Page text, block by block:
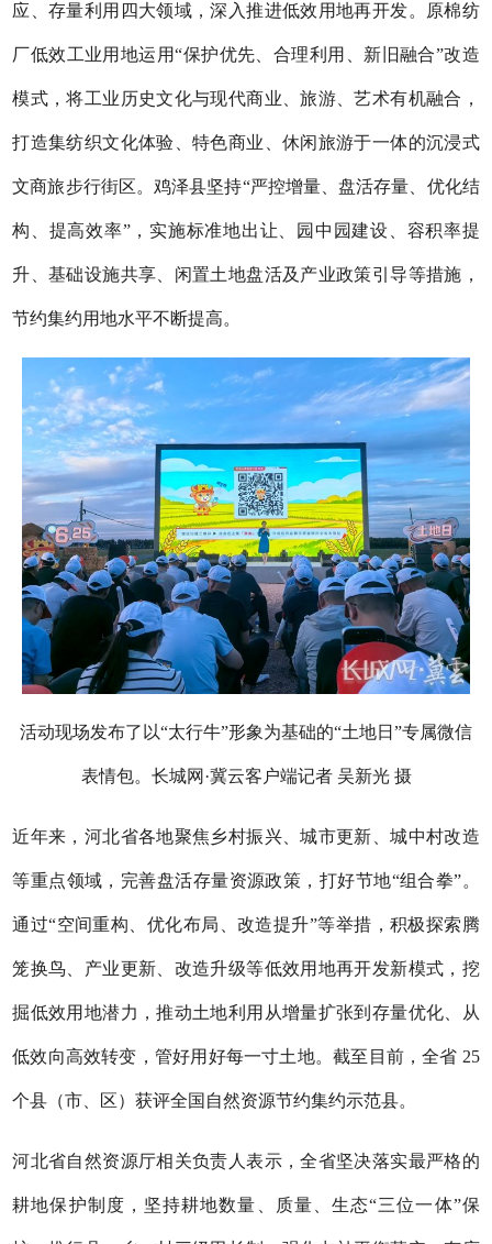
应、存量利用四大领域，深入推进低效用地再开发。原棉纺
厂低效工业用地运用“保护优先、合理利用、新旧融合”改造
模式，将工业历史文化与现代商业、旅游、艺术有机融合，
打造集纺织文化体验、特色商业、休闲旅游于一体的沉浸式
文商旅步行街区。鸡泽县坚持“严控增量、盘活存量、优化结
构、提高效率”，实施标准地出让、园中园建设、容积率提
升、基础设施共享、闲置土地盘活及产业政策引导等措施，
节约集约用地水平不断提高。
活动现场发布了以“太行牛”形象为基础的“土地日”专属微信
表情包。长城网·冀云客户端记者 吴新光 摄
近年来，河北省各地聚焦乡村振兴、城市更新、城中村改造
等重点领域，完善盘活存量资源政策，打好节地“组合拳”。
通过“空间重构、优化布局、改造提升”等举措，积极探索腾
笼换鸟、产业更新、改造升级等低效用地再开发新模式，挖
掘低效用地潜力，推动土地利用从增量扩张到存量优化、从
低效向高效转变，管好用好每一寸土地。截至目前，全省 25
个县（市、区）获评全国自然资源节约集约示范县。
河北省自然资源厅相关负责人表示，全省坚决落实最严格的
耕地保护制度，坚持耕地数量、质量、生态“三位一体”保